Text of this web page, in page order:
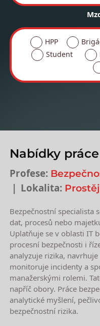
HPP
Student
Nabídky práce
Profese:
Lokalita:
Bezpečnostní specialista
dat, procesů nebo
Uplatňuje se v oblasti IT
procesní bezpečnosti i
analyzuje rizika,
monitoruje incidenty a
manažerskými rolemi.
napříč obory. Práce
analytické myšlení,
bezpečnostní rizika.